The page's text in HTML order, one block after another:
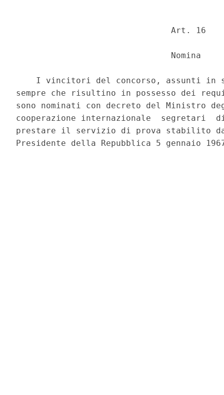
                               Art. 16
                               Nomina
I vincitori del concorso, assunti in
sempre che risultino in possesso dei
sono nominati con decreto del
cooperazione internazionale  segretari
prestare il servizio di prova stabilito